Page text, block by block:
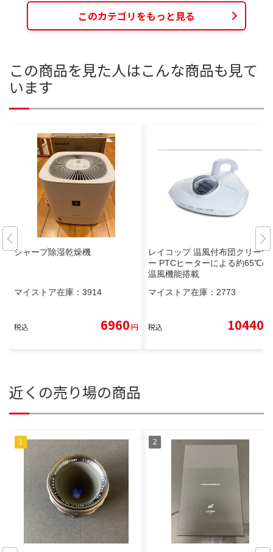
このカテゴリをもっと見る
この商品を見た人はこんな商品も見て
います
シャープ除湿乾燥機
マイストア在庫： 3914
税込 6960円
レイコップ 温風付布団クリーナ
ー PTCヒーターによる約65℃の
温風機能搭載
マイストア在庫： 2773
税込 10440
近くの売り場の商品